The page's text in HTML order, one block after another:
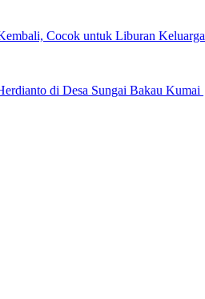
Cocok untuk Liburan Keluarga
di Desa Sungai Bakau Kumai